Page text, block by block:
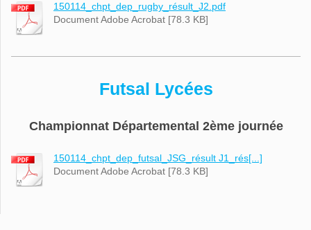
150114_chpt_dep_rugby_résult_J2.pdf
Document Adobe Acrobat [78.3 KB]
Futsal Lycées
Championnat Départemental 2ème journée
150114_chpt_dep_futsal_JSG_résult J1_rés[...]
Document Adobe Acrobat [78.3 KB]